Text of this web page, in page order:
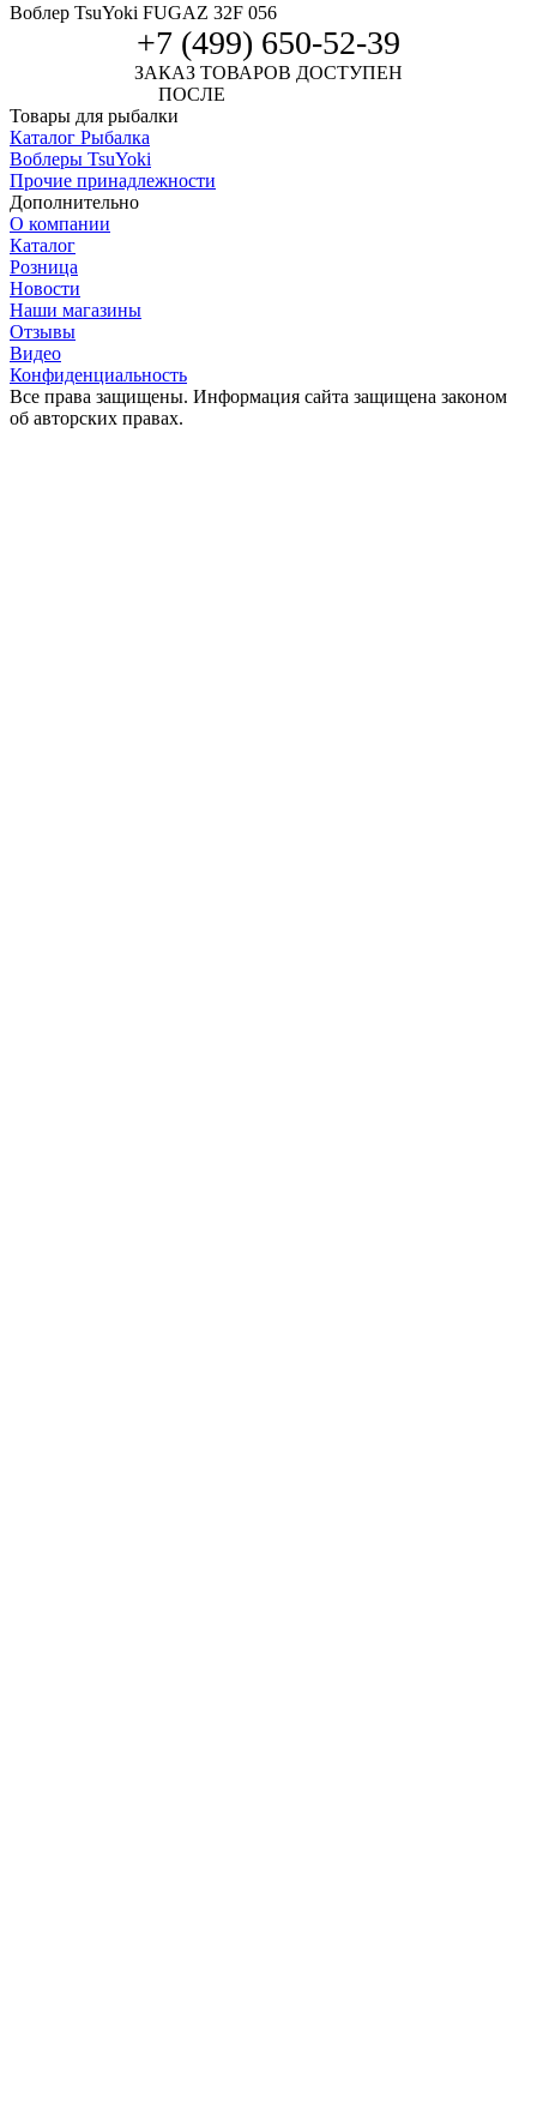
Воблер TsuYoki FUGAZ 32F 056
+7 (499) 650-52-39
ЗАКАЗ ТОВАРОВ ДОСТУПЕН
ПОСЛЕ
Товары для рыбалки
Каталог Рыбалка
Воблеры TsuYoki
Прочие принадлежности
Дополнительно
О компании
Каталог
Розница
Новости
Наши магазины
Отзывы
Видео
Конфиденциальность
Все права защищены. Информация сайта защищена законом
об авторских правах.